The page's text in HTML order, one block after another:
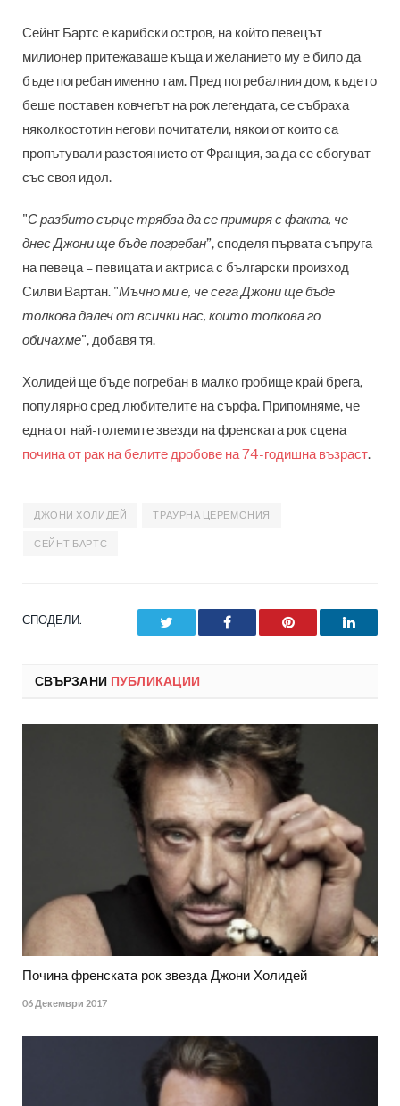
Сейнт Бартс е карибски остров, на който певецът
милионер притежаваше къща и желанието му е било да
бъде погребан именно там. Пред погребалния дом, където
беше поставен ковчегът на рок легендата, се събраха
няколкостотин негови почитатели, някои от които са
пропътували разстоянието от Франция, за да се сбогуват
със своя идол.
"С разбито сърце трябва да се примиря с факта, че
днес Джони ще бъде погребан”, споделя първата съпруга
на певеца – певицата и актриса с български произход
Силви Вартан. "Мъчно ми е, че сега Джони ще бъде
толкова далеч от всички нас, които толкова го
обичахме", добавя тя.
Холидей ще бъде погребан в малко гробище край брега,
популярно сред любителите на сърфа. Припомняме, че
една от най-големите звезди на френската рок сцена
почина от рак на белите дробове на 74-годишна възраст.
ДЖОНИ ХОЛИДЕЙ ТРАУРНА ЦЕРЕМОНИЯ
СЕЙНТ БАРТС
СПОДЕЛИ. Facebook Pinterest
СВЪРЗАНИ ПУБЛИКАЦИИ
Почина френската рок звезда Джони Холидей
06 Декември 2017